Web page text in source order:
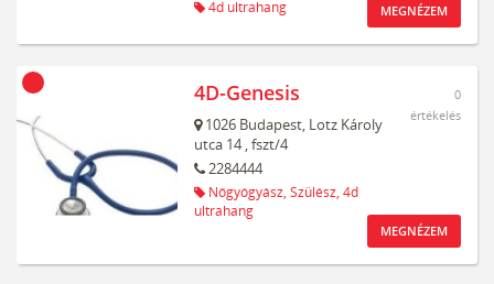
4d ultrahang MEGNÉZEM
4D-Genesis
1026 Budapest, Lotz Károly
utca 14, fszt/4
2284444
Nőgyógyász, Szülész, 4d
ultrahang
0
értékelés
MEGNÉZEM